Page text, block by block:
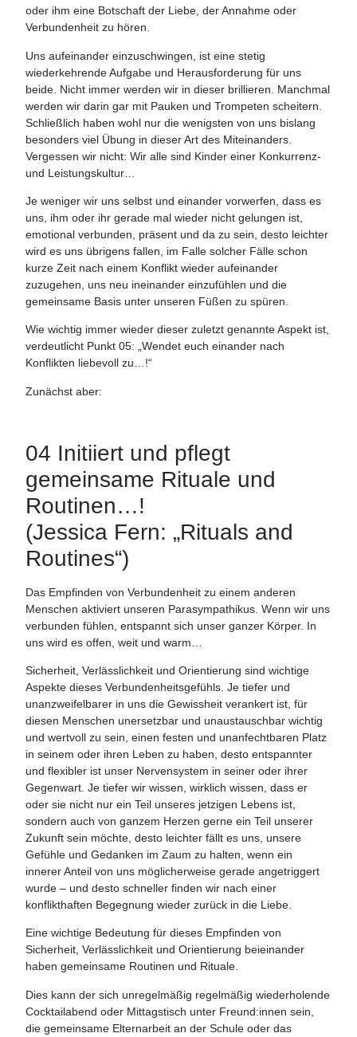
oder ihm eine Botschaft der Liebe, der Annahme oder
Verbundenheit zu hören.
Uns aufeinander einzuschwingen, ist eine stetig
wiederkehrende Aufgabe und Herausforderung für uns
beide. Nicht immer werden wir in dieser brillieren. Manchmal
werden wir darin gar mit Pauken und Trompeten scheitern.
Schließlich haben wohl nur die wenigsten von uns bislang
besonders viel Übung in dieser Art des Miteinanders.
Vergessen wir nicht: Wir alle sind Kinder einer Konkurrenz-
und Leistungskultur…
Je weniger wir uns selbst und einander vorwerfen, dass es
uns, ihm oder ihr gerade mal wieder nicht gelungen ist,
emotional verbunden, präsent und da zu sein, desto leichter
wird es uns übrigens fallen, im Falle solcher Fälle schon
kurze Zeit nach einem Konflikt wieder aufeinander
zuzugehen, uns neu ineinander einzufühlen und die
gemeinsame Basis unter unseren Füßen zu spüren.
Wie wichtig immer wieder dieser zuletzt genannte Aspekt ist,
verdeutlicht Punkt 05: „Wendet euch einander nach
Konflikten liebevoll zu…!“
Zunächst aber:
04 Initiiert und pflegt
gemeinsame Rituale und
Routinen…!
(Jessica Fern: „Rituals and
Routines“)
Das Empfinden von Verbundenheit zu einem anderen
Menschen aktiviert unseren Parasympathikus. Wenn wir uns
verbunden fühlen, entspannt sich unser ganzer Körper. In
uns wird es offen, weit und warm…
Sicherheit, Verlässlichkeit und Orientierung sind wichtige
Aspekte dieses Verbundenheitsgefühls. Je tiefer und
unanzweifelbarer in uns die Gewissheit verankert ist, für
diesen Menschen unersetzbar und unaustauschbar wichtig
und wertvoll zu sein, einen festen und unanfechtbaren Platz
in seinem oder ihren Leben zu haben, desto entspannter
und flexibler ist unser Nervensystem in seiner oder ihrer
Gegenwart. Je tiefer wir wissen, wirklich wissen, dass er
oder sie nicht nur ein Teil unseres jetzigen Lebens ist,
sondern auch von ganzem Herzen gerne ein Teil unserer
Zukunft sein möchte, desto leichter fällt es uns, unsere
Gefühle und Gedanken im Zaum zu halten, wenn ein
innerer Anteil von uns möglicherweise gerade angetriggert
wurde – und desto schneller finden wir nach einer
konflikthaften Begegnung wieder zurück in die Liebe.
Eine wichtige Bedeutung für dieses Empfinden von
Sicherheit, Verlässlichkeit und Orientierung beieinander
haben gemeinsame Routinen und Rituale.
Dies kann der sich unregelmäßig regelmäßig wiederholende
Cocktailabend oder Mittagstisch unter Freund:innen sein,
die gemeinsame Elternarbeit an der Schule oder das